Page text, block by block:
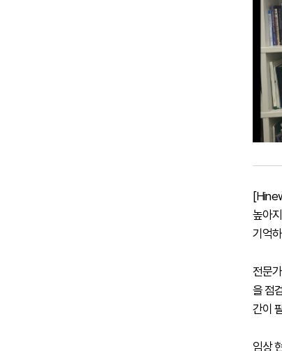
높아
기억
전문
을 점
간이
임상